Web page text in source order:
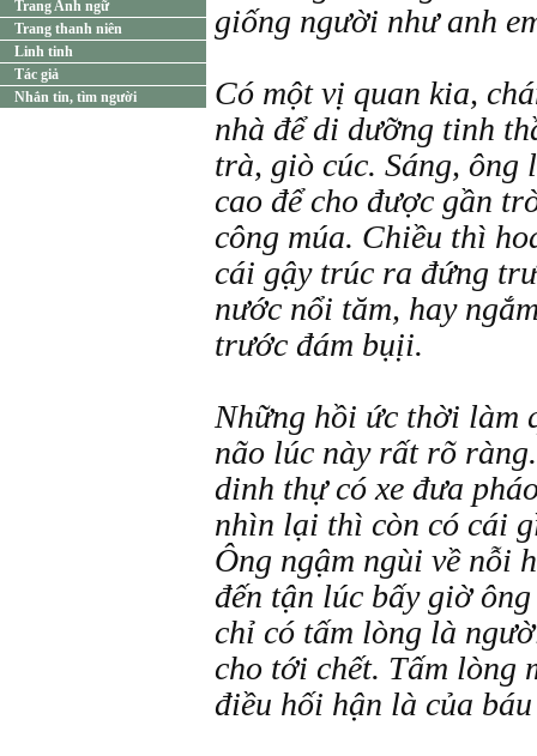
Trang Anh ngữ
Trang thanh niên
Linh tinh
Tác giả
Nhắn tin, tìm người
giống người như anh
Có một vị quan kia,
nhà để di dưỡng tinh
trà, giò cúc. Sáng, ông
cao để cho được gần
công múa. Chiều thì
cái gậy trúc ra đứng
nước nổi tăm, hay
trước đám bụịi.
Những hồi ức thời làm
não lúc này rất rõ
dinh thự có xe đưa
nhìn lại thì còn có cái
Ông ngậm ngùi về nỗi
đến tận lúc bấy giờ
chỉ có tấm lòng là
cho tới chết. Tấm lòng
điều hối hận là của